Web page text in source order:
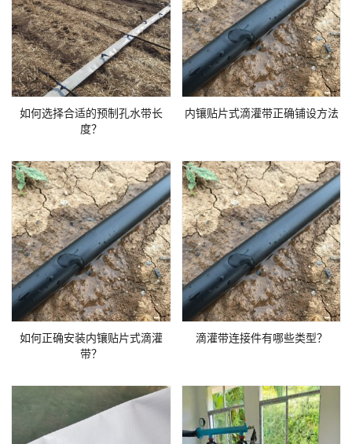
如何选择合适的预制孔水带长
度？
内镶贴片式滴灌带正确铺设方法
如何正确安装内镶贴片式滴灌
带？
滴灌带连接件有哪些类型？